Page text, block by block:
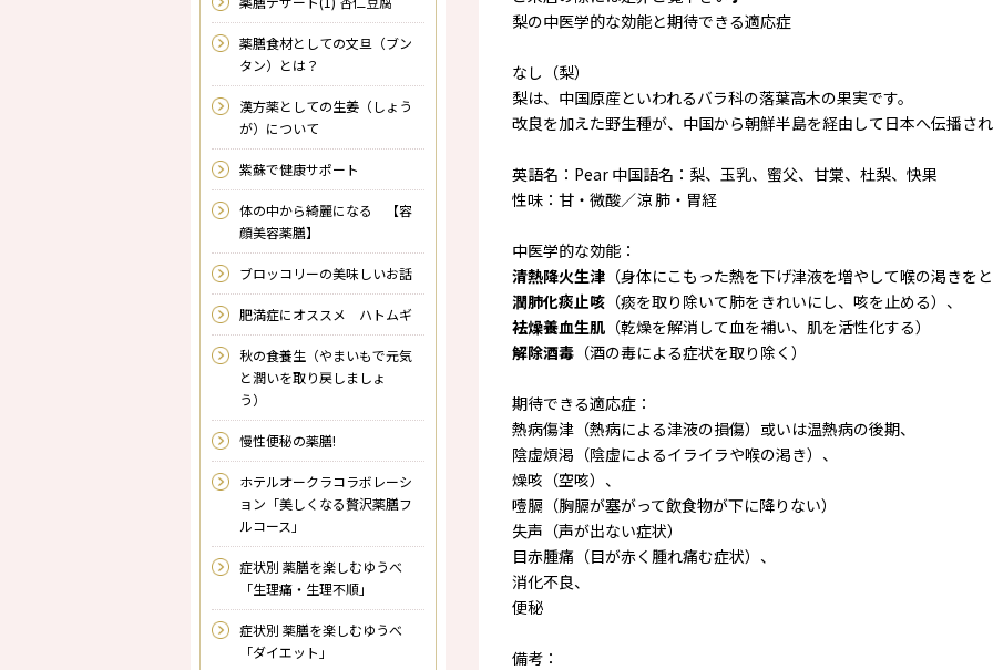
梨の中医学的な効能と期待できる適応症
なし（梨）
梨は、中国原産といわれるバラ科の落葉高木の果実です。
改良を加えた野生種が、中国から朝鮮半島を経由して日本へ伝播さ
英語名：Pear 中国語名：梨、玉乳、蜜父、甘棠、杜梨、快果
性味：甘・微酸／涼 肺・胃経
中医学的な効能：
清熱降火生津 （身体にこもった熱を下げ津液を増やして喉の渇きを
潤肺化痰止咳 （痰を取り除いて肺をきれいにし、咳を止める）、
袪燥養血生肌 （乾燥を解消して血を補い、肌を活性化する）
解除酒毒 （酒の毒による症状を取り除く）
期待できる適応症：
熱病傷津（熱病による津液の損傷）或いは温熱病の後期、
陰虚煩渇（陰虚によるイライラや喉の渇き）、
燥咳（空咳）、
噎膈（胸膈が塞がって飲食物が下に降りない）
失声（声が出ない症状）
目赤腫痛（目が赤く腫れ痛む症状）、
消化不良、
便秘
備考：
薬膳食材としての文旦（ブン
タン）とは？
漢方薬としての生姜（しょう
が）について
紫蘇で健康サポート
体の中から綺麗になる 【容
顔美容薬膳】
ブロッコリーの美味しいお話
肥満症にオススメ ハトムギ
秋の食養生（やまいもで元気
と潤いを取り戻しましょ
う）
慢性便秘の薬膳!
ホテルオークラコラボレーシ
ョン「美しくなる贅沢薬膳フ
ルコース」
症状別 薬膳を楽しむゆうべ
「生理痛・生理不順」
症状別 薬膳を楽しむゆうべ
「ダイエット」